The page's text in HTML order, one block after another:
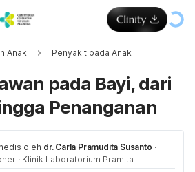
Anak Penyakit pada Anak
pada Bayi, dari
Penanganan
oleh dr. Carla Pramudita Susanto ·
· Klinik Laboratorium Pramita